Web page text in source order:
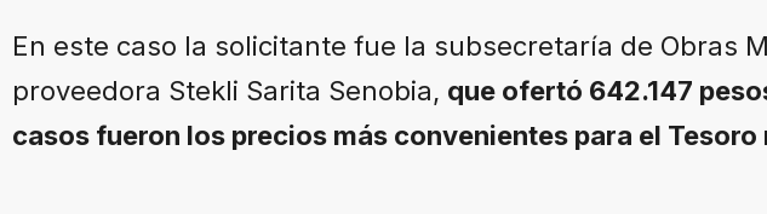
En este caso la solicitante fue la subsecretaría de Obras
proveedora Stekli Sarita Senobia, que ofertó 642.147
casos fueron los precios más convenientes para el Tesoro